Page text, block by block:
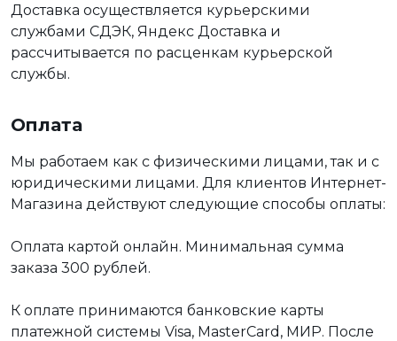
Доставка осуществляется курьерскими
службами СДЭК, Яндекс Доставка и
рассчитывается по расценкам курьерской
службы.
Оплата
Мы работаем как с физическими лицами, так и с
юридическими лицами. Для клиентов Интернет-
Магазина действуют следующие способы оплаты:
Оплата картой онлайн. Минимальная сумма
заказа 300 рублей.
К оплате принимаются банковские карты
платежной системы Visa, MasterCard, МИР. После